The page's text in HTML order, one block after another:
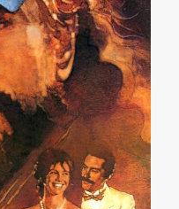
Grace wird von
sie retten wollte,